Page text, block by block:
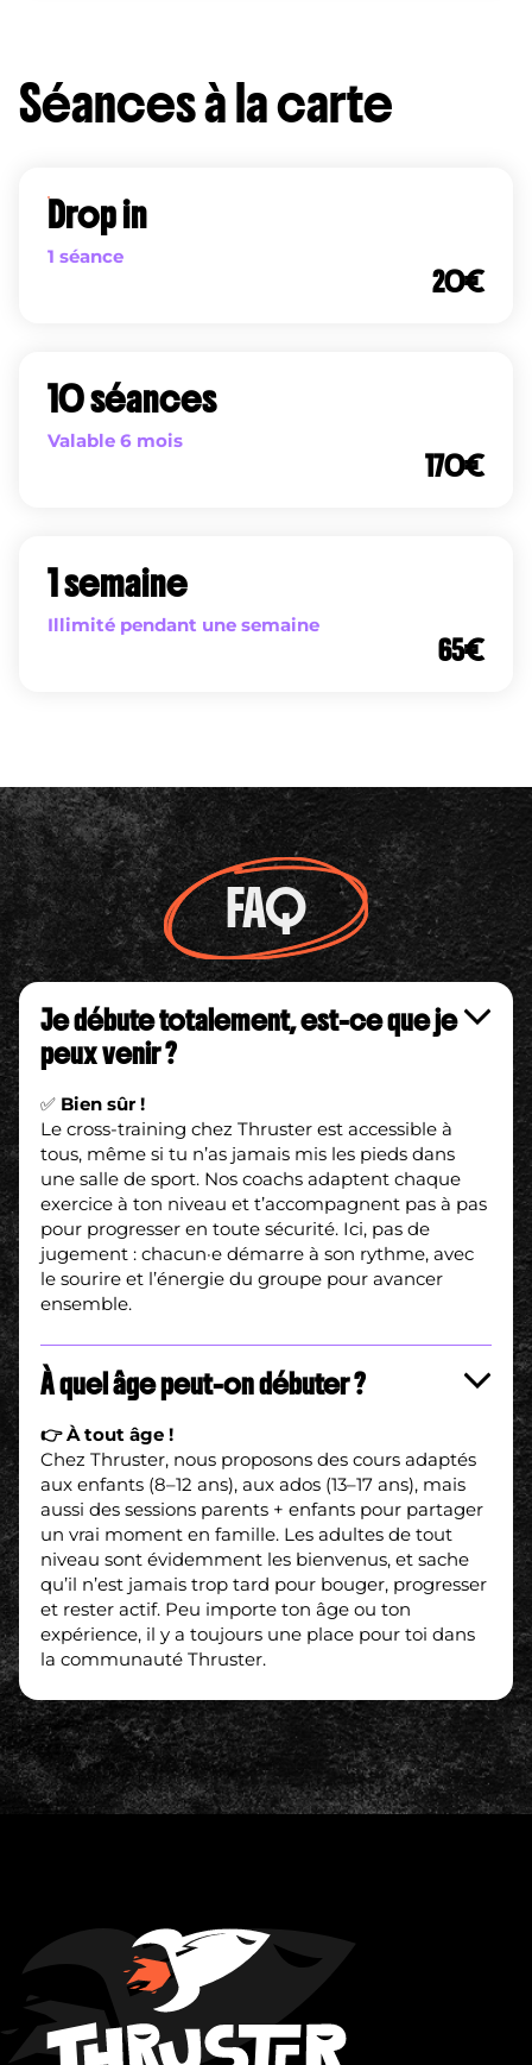
Séances à la carte
Drop in
1 séance
20€
10 séances
Valable 6 mois
170€
1 semaine
Illimité pendant une semaine
65€
FAQ
Je débute totalement, est-ce que je
peux venir ?
✅ Bien sûr !
Le cross-training chez Thruster est accessible à
tous, même si tu n’as jamais mis les pieds dans
une salle de sport. Nos coachs adaptent chaque
exercice à ton niveau et t’accompagnent pas à pas
pour progresser en toute sécurité. Ici, pas de
jugement : chacun·e démarre à son rythme, avec
le sourire et l’énergie du groupe pour avancer
ensemble.
À quel âge peut-on débuter ?
👉 À tout âge !
Chez Thruster, nous proposons des cours adaptés
aux enfants (8–12 ans), aux ados (13–17 ans), mais
aussi des sessions parents + enfants pour partager
un vrai moment en famille. Les adultes de tout
niveau sont évidemment les bienvenus, et sache
qu’il n’est jamais trop tard pour bouger, progresser
et rester actif. Peu importe ton âge ou ton
expérience, il y a toujours une place pour toi dans
la communauté Thruster.